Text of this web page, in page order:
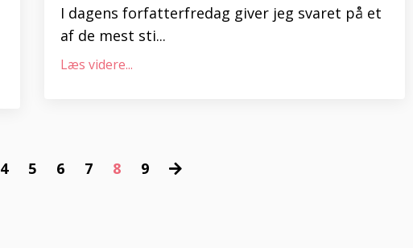
I dagens forfatterfredag giver jeg svaret på et
af de mest sti...
Læs videre...
4 5 6 7 8 9